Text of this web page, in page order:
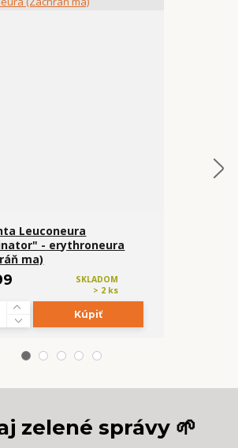
Leuconeura
- erythroneura
ma)
SKLADOM
> 2 ks
Kúpiť
zelené správy 🌱